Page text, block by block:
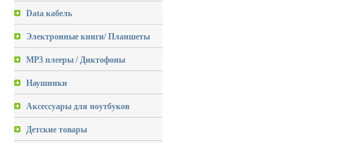
Data кабель
Электронные книги/ Планшеты
MP3 плееры / Диктофоны
Наушники
Аксессуары для ноутбуков
Детские товары